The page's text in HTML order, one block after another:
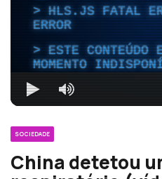
HLS.JS FATAL
ERROR
ESTE CONTEÚDO
MOMENTO
SOCIEDADE
China detetou